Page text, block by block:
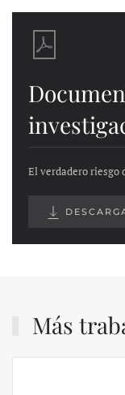
El verdadero riesgo
Más